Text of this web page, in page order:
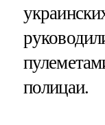
полицаи.